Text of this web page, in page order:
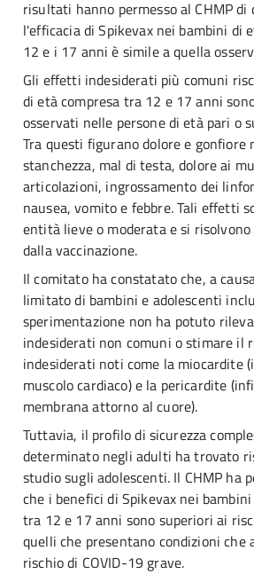
risultati hanno permesso al CHMP di
l'efficacia di Spikevax nei bambini di
12 e i 17 anni è simile a quella
Gli effetti indesiderati più comuni
di età compresa tra 12 e 17 anni
osservati nelle persone di età pari o
Tra questi figurano dolore e gonfiore
stanchezza, mal di testa, dolore ai
articolazioni, ingrossamento dei
nausea, vomito e febbre. Tali effetti
entità lieve o moderata e si
dalla vaccinazione.
Il comitato ha constatato che, a
limitato di bambini e adolescenti
sperimentazione non ha potuto
indesiderati non comuni o stimare il
indesiderati noti come la miocardite
muscolo cardiaco) e la pericardite
membrana attorno al cuore).
Tuttavia, il profilo di sicurezza
determinato negli adulti ha trovato
studio sugli adolescenti. Il CHMP ha
che i benefici di Spikevax nei
tra 12 e 17 anni sono superiori ai
quelli che presentano condizioni che
rischio di COVID-19 grave.